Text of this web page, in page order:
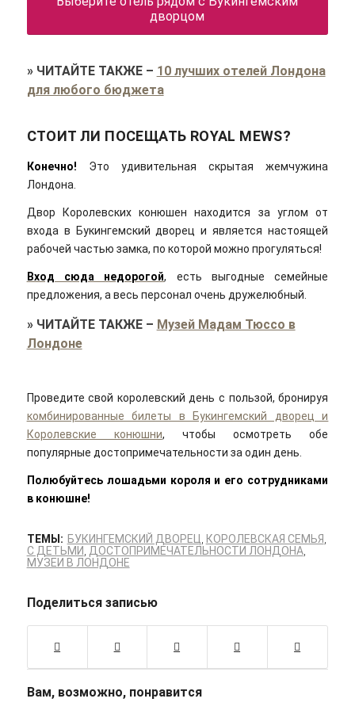
дворцом
» ЧИТАЙТЕ ТАКЖЕ– 10 лучших отелей Лондона
для любого бюджета
СТОИТ ЛИ ПОСЕЩАТЬ ROYAL MEWS?
Конечно! Это удивительная скрытая жемчужина
Лондона.
Двор Королевских конюшен находится за углом от
входа в Букингемский дворец и является настоящей
рабочей частью замка, по которой можно прогуляться!
Вход сюда недорогой, есть выгодные семейные
предложения, а весь персонал очень дружелюбный.
» ЧИТАЙТЕ ТАКЖЕ– Музей Мадам Тюссо в
Лондоне
Проведите свой королевский день с пользой, бронируя
комбинированные билеты в Букингемский дворец и
Королевские конюшни, чтобы осмотреть обе
популярные достопримечательности за один день.
Полюбуйтесь лошадьми короля и его сотрудниками
в конюшне!
ТЕМЫ: БУКИНГЕМСКИЙ ДВОРЕЦ КОРОЛЕВСКАЯ СЕМЬЯ
С ДЕТЬМИ ДОСТОПРИМЕЧАТЕЛЬНОСТИ ЛОНДОНА,
МУЗЕИ В ЛОНДОНЕ
Поделиться записью
Вам, возможно, понравится